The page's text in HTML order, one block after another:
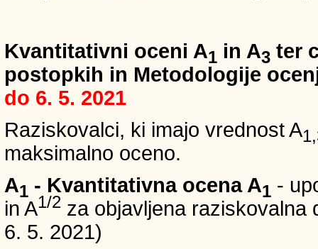
Kvantitativni oceni A1 in A3 ter
postopkih in Metodologije
do 6. 5. 2021
Raziskovalci, ki imajo vrednost A
maksimalno oceno.
A1 - Kvantitativna ocena A1 -
in A1/2 za objavljena raziskovalna
6. 5. 2021)